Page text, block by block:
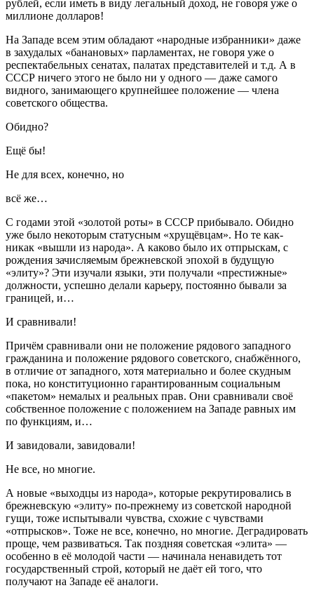
рублей, если иметь в виду легальный доход, не говоря уже о
миллионе долларов!
На Западе всем этим обладают «народные избранники» даже
в захудалых «банановых» парламентах, не говоря уже о
респектабельных сенатах, палатах представителей и т.д. А в
СССР ничего этого не было ни у одного — даже самого
видного, занимающего крупнейшее положение — члена
советского общества.
Обидно?
Ещё бы!
Не для всех, конечно, но
всё же…
С годами этой «золотой роты» в СССР прибывало. Обидно
уже было некоторым статусным «хрущёвцам». Но те как-
никак «вышли из народа». А каково было их отпрыскам, с
рождения зачисляемым брежневской эпохой в будущую
«элиту»? Эти изучали языки, эти получали «престижные»
должности, успешно делали карьеру, постоянно бывали за
границей, и…
И сравнивали!
Причём сравнивали они не положение рядового западного
гражданина и положение рядового советского, снабжённого,
в отличие от западного, хотя материально и более скудным
пока, но конституционно гарантированным социальным
«пакетом» немалых и реальных прав. Они сравнивали своё
собственное положение с положением на Западе равных им
по функциям, и…
И завидовали, завидовали!
Не все, но многие.
А новые «выходцы из народа», которые рекрутировались в
брежневскую «элиту» по-прежнему из советской народной
гущи, тоже испытывали чувства, схожие с чувствами
«отпрысков». Тоже не все, конечно, но многие. Деградировать
проще, чем развиваться. Так поздняя советская «элита» —
особенно в её молодой части — начинала ненавидеть тот
государственный строй, который не даёт ей того, что
получают на Западе её аналоги.